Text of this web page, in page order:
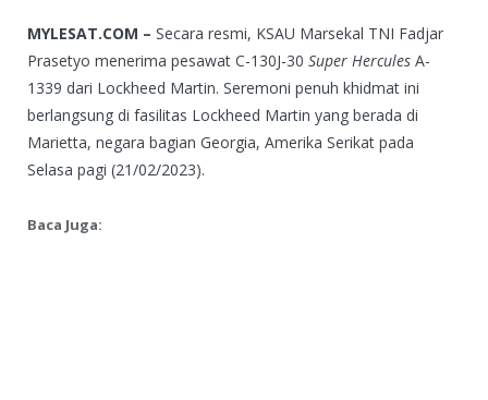
MYLESAT.COM – Secara resmi, KSAU Marsekal TNI Fadjar
Prasetyo menerima pesawat C-130J-30 Super Hercules A-
1339 dari Lockheed Martin. Seremoni penuh khidmat ini
berlangsung di fasilitas Lockheed Martin yang berada di
Marietta, negara bagian Georgia, Amerika Serikat pada
Selasa pagi (21/02/2023).
Baca Juga: